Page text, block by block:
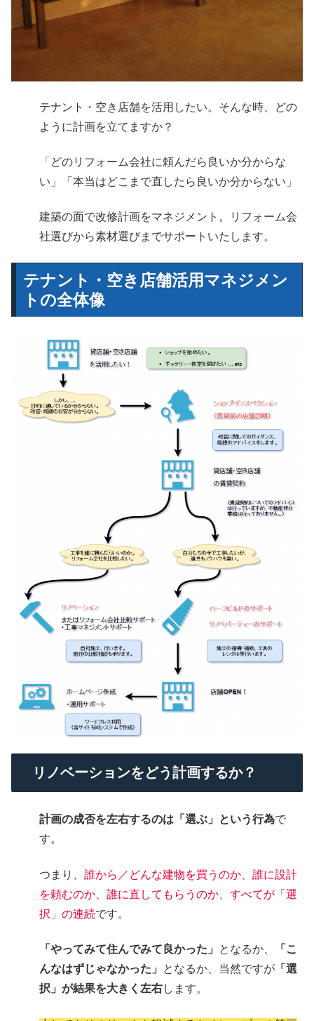
テナント・空き店舗を活用したい。そんな時、どの
ように計画を立てますか？
「どのリフォーム会社に頼んだら良いか分からな
い」「本当はどこまで直したら良いか分からない」
建築の面で改修計画をマネジメント。リフォーム会
社選びから素材選びまでサポートいたします。
テナント・空き店舗活用マネジメン
トの全体像
リノベーションをどう計画するか？
計画の成否を左右するのは「選ぶ」という行為で
す。
つまり、 誰から／どんな建物を買うのか、誰に設計
を頼むのか、誰に直してもらうのか、すべてが「選
択」の連続です。
「やってみて住んでみて良かった」 となるか、
「こ
んなはずじゃなかった」
となるか、当然ですが 「選
択」が結果を大きく左右します。